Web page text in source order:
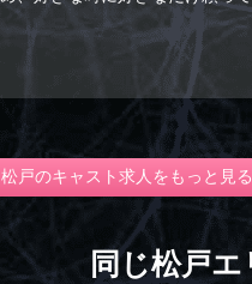
松戸のキャスト求人をもっと見る
同じ松戸